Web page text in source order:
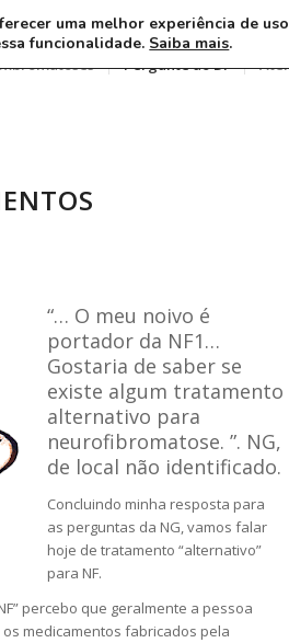
Pergunte ao Dr
“… O meu noivo é
portador da NF1…
Gostaria de saber se
existe algum tratamento
alternativo para
neurofibromatose. ”. NG,
de local não identificado.
Concluindo minha resposta para
as perguntas da NG, vamos falar
hoje de tratamento “alternativo”
para NF.
percebo que geralmente a pessoa
medicamentos fabricados pela
uma melhor experiência de
funcionalidade. Saiba mais.